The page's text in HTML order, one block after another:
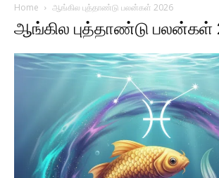
Home ஆங்கில புத்தாண்டு பலன்கள் 2026
ஆங்கில புத்தாண்டு பலன்கள்